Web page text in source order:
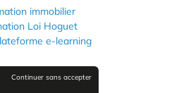
immobilier
Loi Hoguet
e-learning
légales
Continuer sans accepter